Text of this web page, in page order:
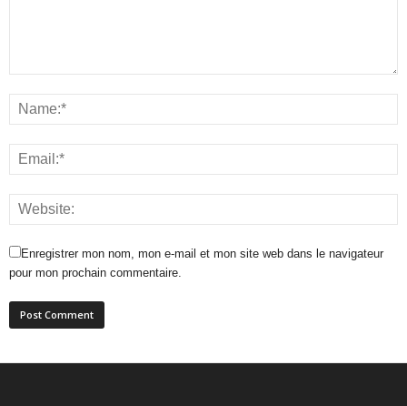
Enregistrer mon nom, mon e-mail et mon site web dans le navigateur
pour mon prochain commentaire.